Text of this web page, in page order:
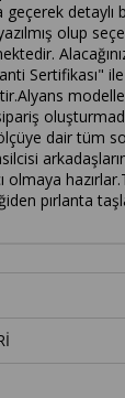
geçerek detaylı
yazılmış olup
Sertifikası"
dair tüm
olmaya
pırlanta